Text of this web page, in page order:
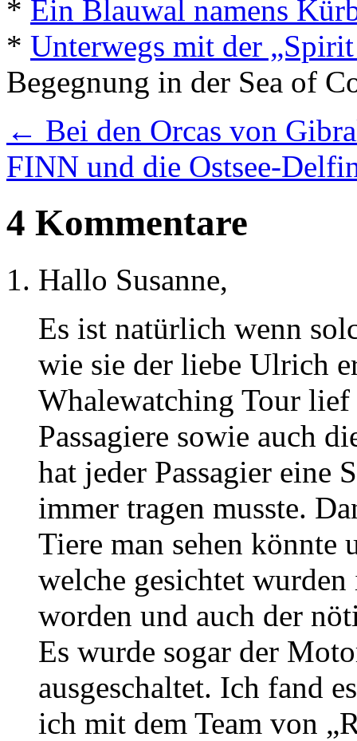
* Ein Blauwal namens
* Unterwegs mit der
Begegnung in der Sea of
← Bei den Orcas von
FINN und die Ostsee-
4 Kommentare
Hallo Susanne,
Es ist natürlich wenn
wie sie der liebe Ulrich
Whalewatching Tour lief
Passagiere sowie auch
hat jeder Passagier eine
immer tragen musste.
Tiere man sehen könnte
welche gesichtet
worden und auch der
Es wurde sogar der
ausgeschaltet. Ich fand
ich mit dem Team von